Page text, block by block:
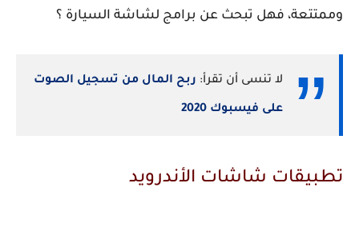
وممتتعة، فهل تبحث عن برامج لشاشة السيارة ؟
لا تنسى أن تقرأ: ربح المال من تسجيل الصوت
على فيسبوك 2020
تطبيقات شاشات الأندرويد